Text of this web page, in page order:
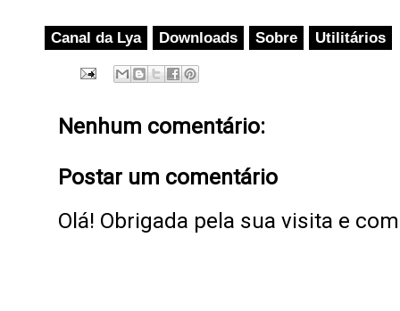
Canal da Lya Downloads Sobre Utilitários
Nenhum comentário:
Postar um comentário
Olá! Obrigada pela sua visita e